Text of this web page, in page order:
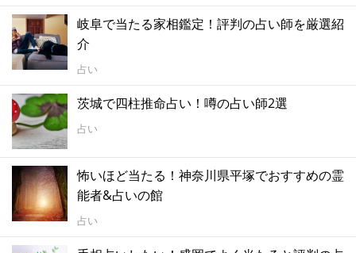
岐阜で当たる家相鑑定！評判の占い師を厳選紹
介
占い
茨城で四柱推命占い！噂の占い師2選
占い
怖いほど当たる！神奈川県平塚でおすすめの霊
能者&占いの館
占い